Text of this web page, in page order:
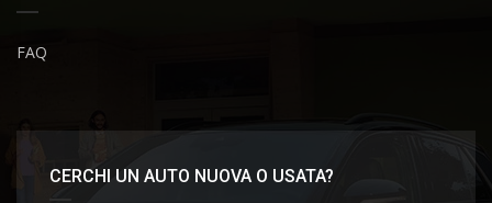
FAQ
CERCHI UN AUTO NUOVA O USATA?